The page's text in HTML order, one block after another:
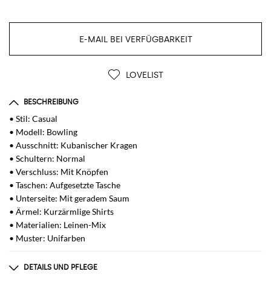
E-MAIL BEI VERFÜGBARKEIT
LOVELIST
BESCHREIBUNG
• Stil: Casual
• Modell: Bowling
• Ausschnitt: Kubanischer Kragen
• Schultern: Normal
• Verschluss: Mit Knöpfen
• Taschen: Aufgesetzte Tasche
• Unterseite: Mit geradem Saum
• Ärmel: Kurzärmlige Shirts
• Materialien: Leinen-Mix
• Muster: Unifarben
DETAILS UND PFLEGE